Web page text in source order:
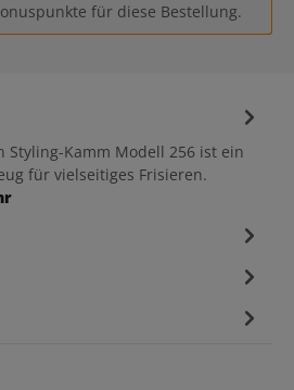
für diese Bestellung.
Styling-Kamm Modell 256 ist ein
für vielseitiges Frisieren.